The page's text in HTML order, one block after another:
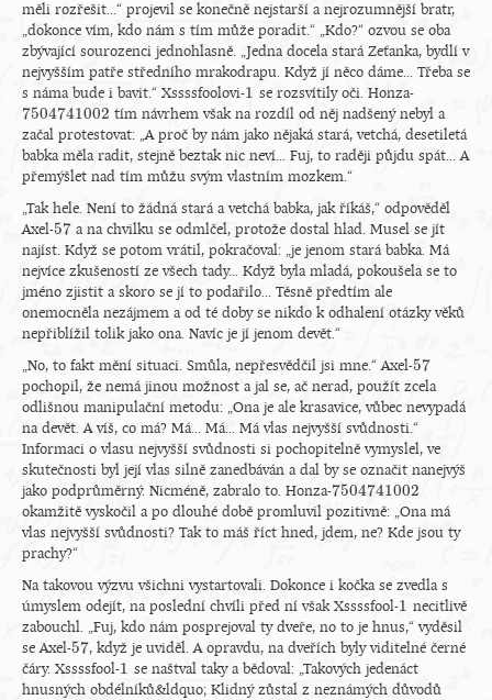
měli rozřešit...“ projevil se konečně nejstarší a nejrozumnější bratr,
„dokonce vím, kdo nám s tím může poradit.“ „Kdo?“ ozvou se oba
zbývající sourozenci jednohlasně. „Jedna docela stará Zeťanka, bydlí v
nejvyšším patře středního mrakodrapu. Když jí něco dáme... Třeba se
s náma bude i bavit.“ Xssssfoolovi-1
1 se rozsvítily oči. Honza-
7504741002
7504741002
tím návrhem však na rozdíl od něj nadšený nebyl a
začal protestovat: „A proč by nám jako nějaká stará, vetchá, desetiletá
babka měla radit, stejně beztak nic neví... Fuj, to raději půjdu spát... A
přemýšlet nad tím můžu svým vlastním mozkem.“
„Tak hele. Není to žádná stará a vetchá babka, jak říkáš,“ odpověděl
Axel-57
57 a na chvilku se odmlčel, protože dostal hlad. Musel se jít
najíst. Když se potom vrátil, pokračoval: „je jenom stará babka. Má
nejvíce zkušeností ze všech tady... Když byla mladá, pokoušela se to
jméno zjistit a skoro se jí to podařilo... Těsně předtím ale
onemocněla nezájmem a od té doby se nikdo k odhalení otázky věků
nepřiblížil tolik jako ona. Navíc je jí jenom devět.“
„No, to fakt mění situaci. Smůla, nepřesvědčil jsi mne.“ Axel-57
57
pochopil, že nemá jinou možnost a jal se, ač nerad, použít zcela
odlišnou manipulační metodu: „Ona je ale krasavice, vůbec nevypadá
na devět. A víš, co má? Má... Má... Má vlas nejvyšší svůdnosti.“
Informaci o vlasu nejvyšší svůdnosti si pochopitelně vymyslel, ve
skutečnosti byl její vlas silně zanedbáván a dal by se označit nanejvýš
jako podprůměrný. Nicméně, zabralo to. Honza-7504741002
7504741002
okamžitě vyskočil a po dlouhé době promluvil pozitivně: „Ona má
vlas nejvyšší svůdnosti? Tak to máš říct hned, jdem, ne? Kde jsou ty
prachy?“
Na takovou výzvu všichni vystartovali. Dokonce i kočka se zvedla s
úmyslem odejít, na poslední chvíli před ní však Xssssfool-1
1 necitlivě
zabouchl. „Fuj, kdo nám posprejoval ty dveře, no to je hnus,“ vyděsil
se Axel-57
57, když je uviděl. A opravdu, na dveřích byly viditelné černé
čáry. Xssssfool-1
1 se naštval taky a bědoval: „Takových jedenáct
hnusných obdélníků&ldquo; Klidný zůstal z neznámých důvodů